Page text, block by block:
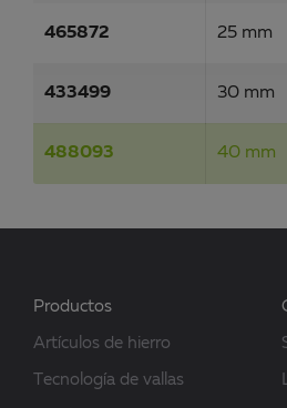
465872 25 mm
433499 30 mm
488093 40 mm
Productos
Artículos de hierro
Tecnología de vallas